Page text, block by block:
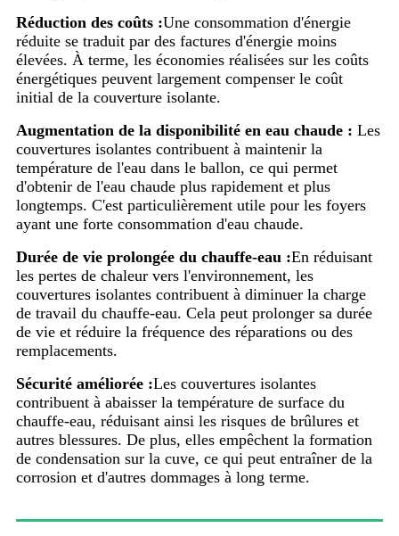
Réduction des coûts :Une consommation d'énergie
réduite se traduit par des factures d'énergie moins
élevées. À terme, les économies réalisées sur les coûts
énergétiques peuvent largement compenser le coût
initial de la couverture isolante.
Augmentation de la disponibilité en eau chaude : Les
couvertures isolantes contribuent à maintenir la
température de l'eau dans le ballon, ce qui permet
d'obtenir de l'eau chaude plus rapidement et plus
longtemps. C'est particulièrement utile pour les foyers
ayant une forte consommation d'eau chaude.
Durée de vie prolongée du chauffe-eau :En réduisant
les pertes de chaleur vers l'environnement, les
couvertures isolantes contribuent à diminuer la charge
de travail du chauffe-eau. Cela peut prolonger sa durée
de vie et réduire la fréquence des réparations ou des
remplacements.
Sécurité améliorée :Les couvertures isolantes
contribuent à abaisser la température de surface du
chauffe-eau, réduisant ainsi les risques de brûlures et
autres blessures. De plus, elles empêchent la formation
de condensation sur la cuve, ce qui peut entraîner de la
corrosion et d'autres dommages à long terme.